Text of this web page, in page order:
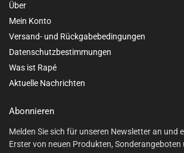
Über
Mein Konto
Versand- und Rückgabebedingungen
Datenschutzbestimmungen
Was ist Rapé
Aktuelle Nachrichten
Abonnieren
Melden Sie sich für unseren Newsletter an und
Erster von neuen Produkten, Sonderangeboten